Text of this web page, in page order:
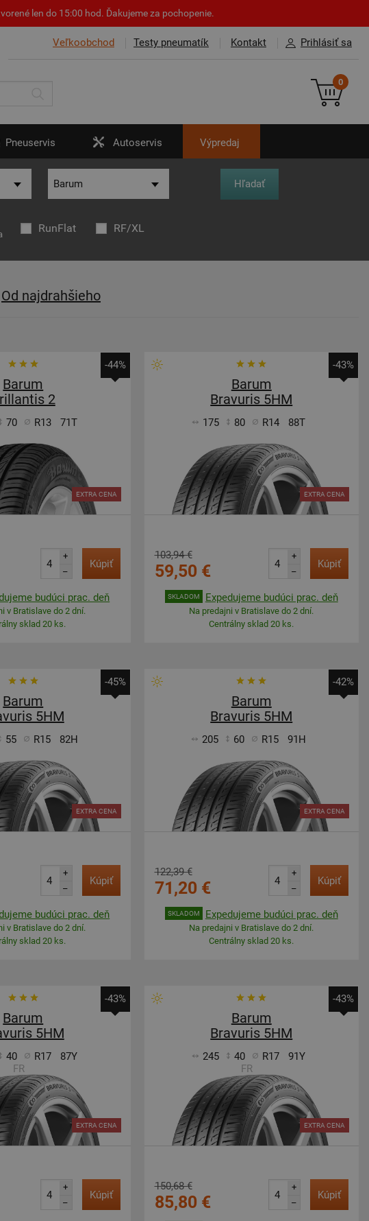
len do 15:00 hod. Ďakujeme za pochopenie.
Veľkoobchod Testy pneumatík Kontakt Prihlásiť sa
0
Pneuservis Autoservis Výpredaj
RunFlat RF/XL
Od najdrahšieho
-44%
Barum
2
70 R13 71T
EXTRA CENA
+
–
Kúpiť
budúci prac. deň
v Bratislave do 2 dní.
sklad 20 ks.
-43%
Barum
Bravuris 5HM
175 80 R14 88T
EXTRA CENA
103,94 €
59,50 €
+
–
Kúpiť
SKLADOM Expedujeme budúci prac. deň
Na predajni v Bratislave do 2 dní.
Centrálny sklad 20 ks.
-45%
Barum
5HM
55 R15 82H
EXTRA CENA
+
–
Kúpiť
budúci prac. deň
v Bratislave do 2 dní.
sklad 20 ks.
-42%
Barum
Bravuris 5HM
205 60 R15 91H
EXTRA CENA
122,39 €
71,20 €
+
–
Kúpiť
SKLADOM Expedujeme budúci prac. deň
Na predajni v Bratislave do 2 dní.
Centrálny sklad 20 ks.
-43%
Barum
5HM
40 R17
87Y
FR
EXTRA CENA
+
–
Kúpiť
-43%
Barum
Bravuris 5HM
245 40 R17
91Y
FR
EXTRA CENA
150,68 €
85,80 €
+
–
Kúpiť